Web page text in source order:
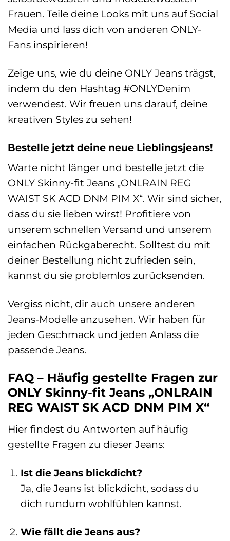
Frauen. Teile deine Looks mit uns auf Social
Media und lass dich von anderen ONLY-
Fans inspirieren!
Zeige uns, wie du deine ONLY Jeans trägst,
indem du den Hashtag #ONLYDenim
verwendest. Wir freuen uns darauf, deine
kreativen Styles zu sehen!
Bestelle jetzt deine neue Lieblingsjeans!
Warte nicht länger und bestelle jetzt die
ONLY Skinny-fit Jeans „ONLRAIN REG
WAIST SK ACD DNM PIM X“. Wir sind sicher,
dass du sie lieben wirst! Profitiere von
unserem schnellen Versand und unserem
einfachen Rückgaberecht. Solltest du mit
deiner Bestellung nicht zufrieden sein,
kannst du sie problemlos zurücksenden.
Vergiss nicht, dir auch unsere anderen
Jeans-Modelle anzusehen. Wir haben für
jeden Geschmack und jeden Anlass die
passende Jeans.
FAQ – Häufig gestellte Fragen zur
ONLY Skinny-fit Jeans „ONLRAIN
REG WAIST SK ACD DNM PIM X“
Hier findest du Antworten auf häufig
gestellte Fragen zu dieser Jeans:
Ist die Jeans blickdicht?
Ja, die Jeans ist blickdicht, sodass du
dich rundum wohlfühlen kannst.
Wie fällt die Jeans aus?